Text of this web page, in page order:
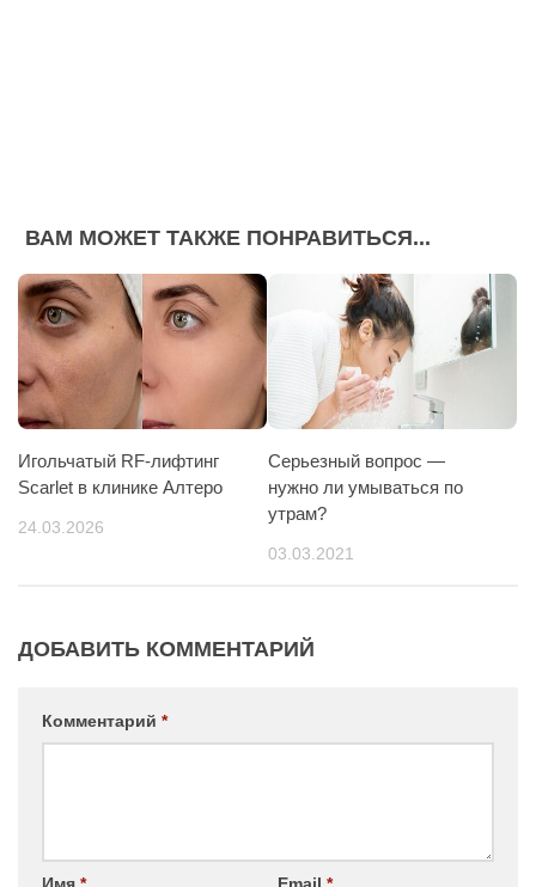
ВАМ МОЖЕТ ТАКЖЕ ПОНРАВИТЬСЯ...
Игольчатый RF-лифтинг
Scarlet в клинике Алтеро
24.03.2026
Серьезный вопрос —
нужно ли умываться по
утрам?
03.03.2021
ДОБАВИТЬ КОММЕНТАРИЙ
Комментарий *